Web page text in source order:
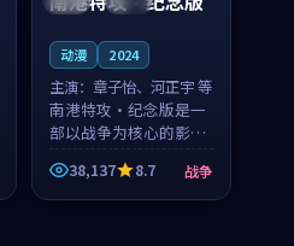
动漫 2024
主演： 章子怡、河正宇 等
南港特攻·纪念版是一
部以战争为核心的影视
作品，围绕危机、反转
与人物成长展开，整体
节奏紧凑，值得推荐观
38,137 8.7 战争